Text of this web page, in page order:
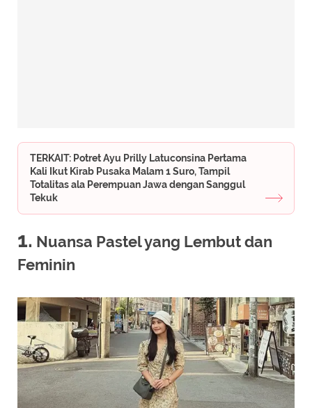
TERKAIT: Potret Ayu Prilly Latuconsina Pertama
Kali Ikut Kirab Pusaka Malam 1 Suro, Tampil
Totalitas ala Perempuan Jawa dengan Sanggul
Tekuk
1. Nuansa Pastel yang Lembut dan
Feminin